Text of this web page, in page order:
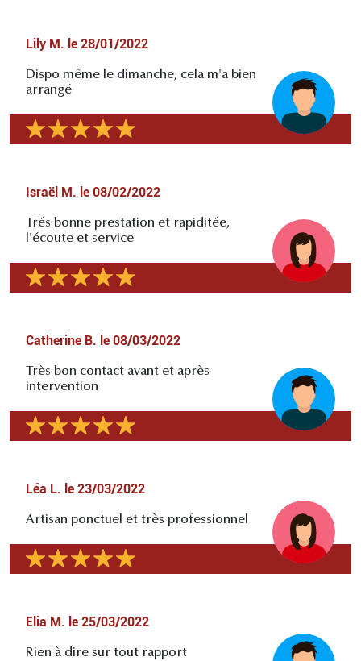
Lily M. le 28/01/2022
Dispo même le dimanche, cela m'a bien
arrangé
Israël M. le 08/02/2022
Trés bonne prestation et rapiditée,
l'écoute et service
Catherine B. le 08/03/2022
Très bon contact avant et après
intervention
Léa L. le 23/03/2022
Artisan ponctuel et très professionnel
Elia M. le 25/03/2022
Rien à dire sur tout rapport